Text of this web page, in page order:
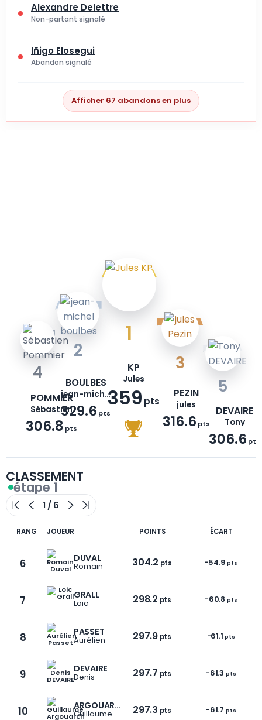
Alexandre Delettre
Non-partant signalé
Iñigo Elosegui
Abandon signalé
Afficher 67 abandons en plus
1
KP
Jules
359 pts
2
BOULBES
jean-michel
329.6 pts
3
PEZIN
jules
316.6 pts
4
POMMIER
Sébastien
306.8 pts
5
DEVAIRE
Tony
306.6 pts
CLASSEMENT
étape 1
RANG JOUEUR POINTS ÉCART
6 DUVAL
Romain 304.2 pts -54.9 pts
7 GRALL
Loic 298.2 pts -60.8 pts
8 PASSET
Aurélien 297.9 pts -61.1 pts
9 DEVAIRE
Denis 297.7 pts -61.3 pts
10 ARGOUARCH
Guillaume 297.3 pts -61.7 pts